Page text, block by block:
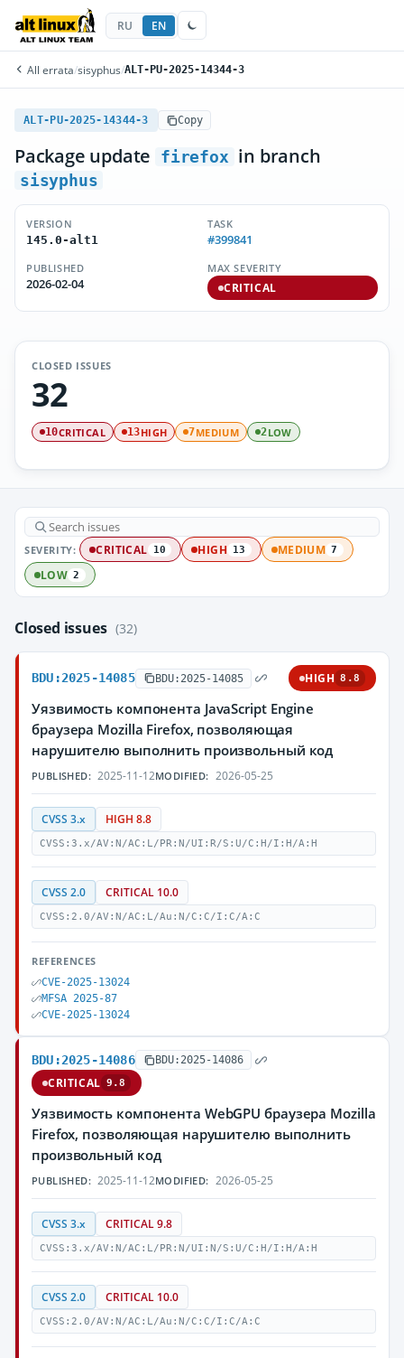
RU EN
All errata/sisyphus/ALT-PU-2025-14344-3
ALT-PU-2025-14344-3 Copy
Package update firefox in branch
sisyphus
VERSION
145.0-alt1
TASK
#399841
PUBLISHED
2026-02-04
MAX SEVERITY
CRITICAL
CLOSED ISSUES
32
10CRITICAL 13HIGH 7MEDIUM 2LOW
SEVERITY: CRITICAL 10 HIGH 13 MEDIUM 7
LOW 2
Closed issues (32)
BDU:2025-14085 BDU:2025-14085 HIGH 8.8
Уязвимость компонента JavaScript Engine
браузера Mozilla Firefox, позволяющая
нарушителю выполнить произвольный код
PUBLISHED: 2025-11-12MODIFIED: 2026-05-25
CVSS 3.x HIGH 8.8
CVSS:3.x/AV:N/AC:L/PR:N/UI:R/S:U/C:H/I:H/A:H
CVSS 2.0 CRITICAL 10.0
CVSS:2.0/AV:N/AC:L/Au:N/C:C/I:C/A:C
REFERENCES
CVE-2025-13024
MFSA 2025-87
CVE-2025-13024
BDU:2025-14086 BDU:2025-14086
CRITICAL 9.8
Уязвимость компонента WebGPU браузера Mozilla
Firefox, позволяющая нарушителю выполнить
произвольный код
PUBLISHED: 2025-11-12MODIFIED: 2026-05-25
CVSS 3.x CRITICAL 9.8
CVSS:3.x/AV:N/AC:L/PR:N/UI:N/S:U/C:H/I:H/A:H
CVSS 2.0 CRITICAL 10.0
CVSS:2.0/AV:N/AC:L/Au:N/C:C/I:C/A:C